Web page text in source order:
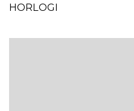
HORLOGI